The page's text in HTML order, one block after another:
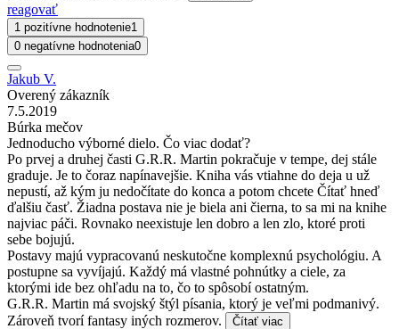
reagovať
1 pozitívne hodnotenie1
0 negatívne hodnotenia0
Jakub V.
Overený zákazník
7.5.2019
Búrka mečov
Jednoducho výborné dielo. Čo viac dodať?
Po prvej a druhej časti G.R.R. Martin pokračuje v tempe, dej stále
graduje. Je to čoraz napínavejšie. Kniha vás vtiahne do deja u už
nepustí, až kým ju nedočítate do konca a potom chcete Čítať hneď
ďalšiu časť. Žiadna postava nie je biela ani čierna, to sa mi na knihe
najviac páči. Rovnako neexistuje len dobro a len zlo, ktoré proti
sebe bojujú.
Postavy majú vypracovanú neskutočne komplexnú psychológiu. A
postupne sa vyvíjajú. Každý má vlastné pohnútky a ciele, za
ktorými ide bez ohľadu na to, čo to spôsobí ostatným.
G.R.R. Martin má svojský štýl písania, ktorý je veľmi podmanivý.
Zároveň tvorí fantasy iných rozmerov.
Čítať viac